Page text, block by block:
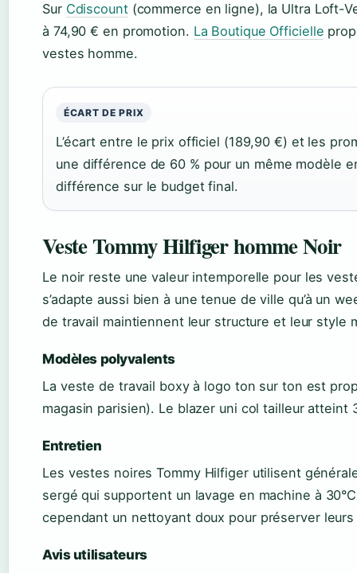
Sur Cdiscount(commerce en ligne), la Ultra Loft-
à 74,90 € en promotion. La Boutique Officielle
vestes homme.
ÉCART DE PRIX
L’écart entre le prix officiel (189,90 €) et les
une différence de 60 % pour un même modèle
différence sur le budget final.
Veste Tommy Hilfiger homme Noir
Le noir reste une valeur intemporelle pour les
s’adapte aussi bien à une tenue de ville qu’à un
de travail maintiennent leur structure et leur style
Modèles polyvalents
La veste de travail boxy à logo ton sur ton est
magasin parisien). Le blazer uni col tailleur
Entretien
Les vestes noires Tommy Hilfiger utilisent
sergé qui supportent un lavage en machine à
cependant un nettoyant doux pour préserver
Avis utilisateurs